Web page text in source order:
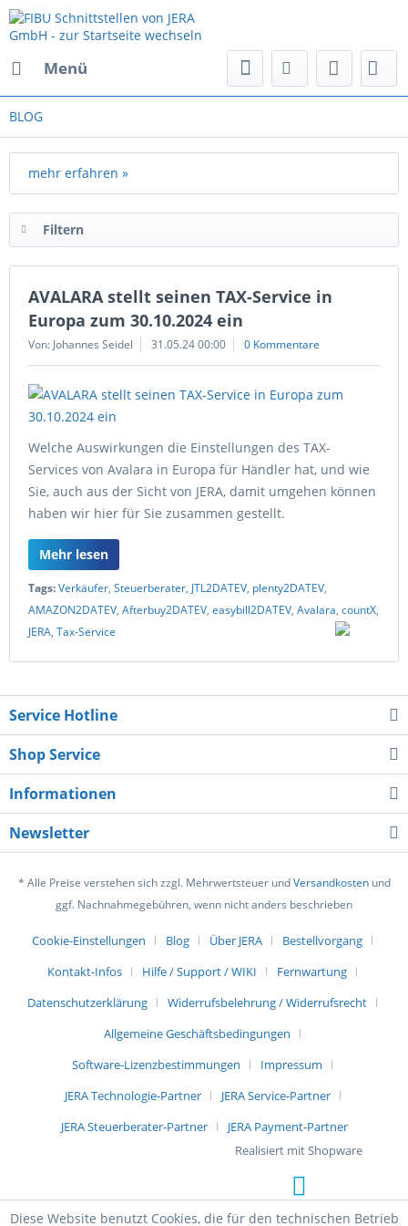
Menü
BLOG
mehr erfahren »
Filtern
AVALARA stellt seinen TAX-Service in
Europa zum 30.10.2024 ein
Von: Johannes Seidel 31.05.24 00:00 0 Kommentare
Welche Auswirkungen die Einstellungen des TAX-
Services von Avalara in Europa für Händler hat, und wie
Sie, auch aus der Sicht von JERA, damit umgehen können
haben wir hier für Sie zusammen gestellt.
Mehr lesen
Tags:Verkäufer, Steuerberater, JTL2DATEV, plenty2DATEV,
AMAZON2DATEV, Afterbuy2DATEV, easybill2DATEV, Avalara, countX,
JERA, Tax-Service
Service Hotline
Shop Service
Informationen
Newsletter
* Alle Preise verstehen sich zzgl. Mehrwertsteuer undVersandkostenund
ggf. Nachnahmegebühren, wenn nicht anders beschrieben
Cookie-Einstellungen Blog Über JERA
Bestellvorgang
Kontakt-Infos
Hilfe / Support / WIKI
Fernwartung
Datenschutzerklärung
Widerrufsbelehrung / Widerrufsrecht
Allgemeine Geschäftsbedingungen
Software-Lizenzbestimmungen
Impressum
JERA Technologie-Partner
JERA Service-Partner
JERA Steuerberater-Partner
JERA Payment-Partner
Realisiert mit Shopware
Diese Website benutzt Cookies, die für den technischen Betrieb